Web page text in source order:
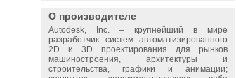
О производителе
Autodesk, Inc. – крупнейший в мире
разработчик систем автоматизированного
2D и 3D проектирования для рынков
машиностроения, архитектуры и
строительства, графики и анимации;